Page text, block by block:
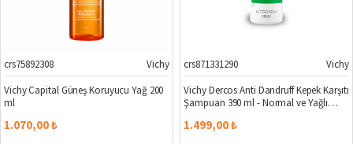
crs75892308
Vichy
Vichy Capital Güneş Koruyucu Yağ 200
ml
1.070,00 ₺
crs871331290
Vichy
Vichy Dercos Anti Dandruff Kepek Karşıtı
Şampuan 390 ml - Normal ve Yağlı
1.499,00 ₺